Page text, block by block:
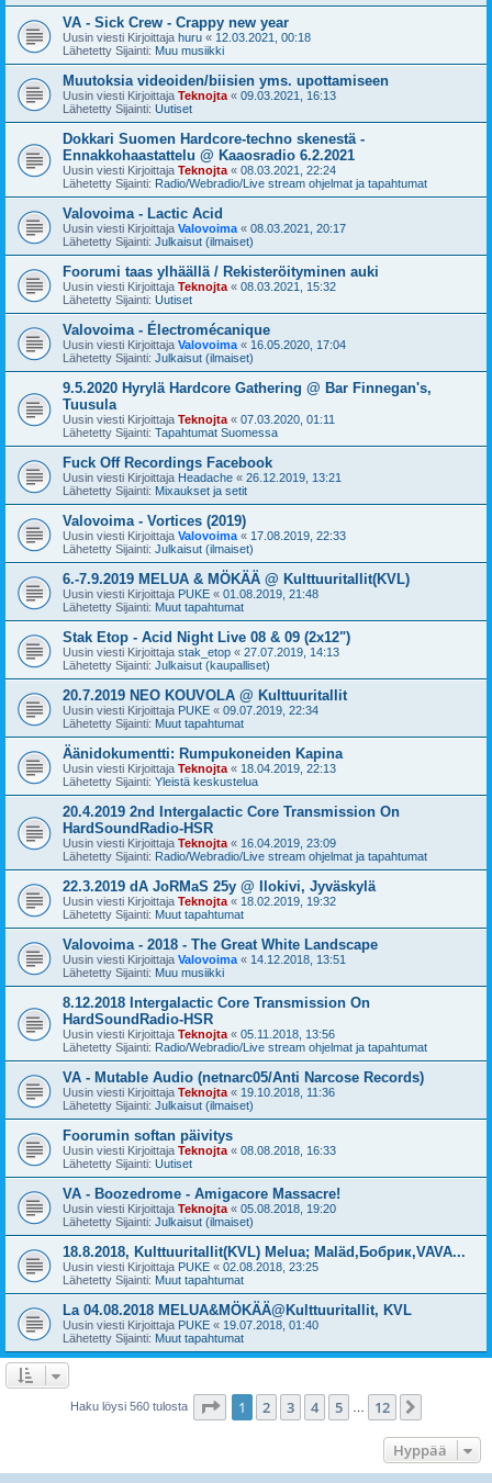
VA - Sick Crew - Crappy new year
Uusin viesti Kirjoittaja huru « 12.03.2021, 00:18
Lähetetty Sijainti: Muu musiikki
Muutoksia videoiden/biisien yms. upottamiseen
Uusin viesti Kirjoittaja Teknojta « 09.03.2021, 16:13
Lähetetty Sijainti: Uutiset
Dokkari Suomen Hardcore-techno skenestä -
Ennakkohaastattelu @ Kaaosradio 6.2.2021
Uusin viesti Kirjoittaja Teknojta « 08.03.2021, 22:24
Lähetetty Sijainti: Radio/Webradio/Live stream ohjelmat ja tapahtumat
Valovoima - Lactic Acid
Uusin viesti Kirjoittaja Valovoima « 08.03.2021, 20:17
Lähetetty Sijainti: Julkaisut (ilmaiset)
Foorumi taas ylhäällä / Rekisteröityminen auki
Uusin viesti Kirjoittaja Teknojta « 08.03.2021, 15:32
Lähetetty Sijainti: Uutiset
Valovoima - Électromécanique
Uusin viesti Kirjoittaja Valovoima « 16.05.2020, 17:04
Lähetetty Sijainti: Julkaisut (ilmaiset)
9.5.2020 Hyrylä Hardcore Gathering @ Bar Finnegan's,
Tuusula
Uusin viesti Kirjoittaja Teknojta « 07.03.2020, 01:11
Lähetetty Sijainti: Tapahtumat Suomessa
Fuck Off Recordings Facebook
Uusin viesti Kirjoittaja Headache « 26.12.2019, 13:21
Lähetetty Sijainti: Mixaukset ja setit
Valovoima - Vortices (2019)
Uusin viesti Kirjoittaja Valovoima « 17.08.2019, 22:33
Lähetetty Sijainti: Julkaisut (ilmaiset)
6.-7.9.2019 MELUA & MÖKÄÄ @ Kulttuuritallit(KVL)
Uusin viesti Kirjoittaja PUKE « 01.08.2019, 21:48
Lähetetty Sijainti: Muut tapahtumat
Stak Etop - Acid Night Live 08 & 09 (2x12")
Uusin viesti Kirjoittaja stak_etop « 27.07.2019, 14:13
Lähetetty Sijainti: Julkaisut (kaupalliset)
20.7.2019 NEO KOUVOLA @ Kulttuuritallit
Uusin viesti Kirjoittaja PUKE « 09.07.2019, 22:34
Lähetetty Sijainti: Muut tapahtumat
Äänidokumentti: Rumpukoneiden Kapina
Uusin viesti Kirjoittaja Teknojta « 18.04.2019, 22:13
Lähetetty Sijainti: Yleistä keskustelua
20.4.2019 2nd Intergalactic Core Transmission On
HardSoundRadio-HSR
Uusin viesti Kirjoittaja Teknojta « 16.04.2019, 23:09
Lähetetty Sijainti: Radio/Webradio/Live stream ohjelmat ja tapahtumat
22.3.2019 dA JoRMaS 25y @ Ilokivi, Jyväskylä
Uusin viesti Kirjoittaja Teknojta « 18.02.2019, 19:32
Lähetetty Sijainti: Muut tapahtumat
Valovoima - 2018 - The Great White Landscape
Uusin viesti Kirjoittaja Valovoima « 14.12.2018, 13:51
Lähetetty Sijainti: Muu musiikki
8.12.2018 Intergalactic Core Transmission On
HardSoundRadio-HSR
Uusin viesti Kirjoittaja Teknojta « 05.11.2018, 13:56
Lähetetty Sijainti: Radio/Webradio/Live stream ohjelmat ja tapahtumat
VA - Mutable Audio (netnarc05/Anti Narcose Records)
Uusin viesti Kirjoittaja Teknojta « 19.10.2018, 11:36
Lähetetty Sijainti: Julkaisut (ilmaiset)
Foorumin softan päivitys
Uusin viesti Kirjoittaja Teknojta « 08.08.2018, 16:33
Lähetetty Sijainti: Uutiset
VA - Boozedrome - Amigacore Massacre!
Uusin viesti Kirjoittaja Teknojta « 05.08.2018, 19:20
Lähetetty Sijainti: Julkaisut (ilmaiset)
18.8.2018, Kulttuuritallit(KVL) Melua; Maläd,Бобрик,VAVA...
Uusin viesti Kirjoittaja PUKE « 02.08.2018, 23:25
Lähetetty Sijainti: Muut tapahtumat
La 04.08.2018 MELUA&MÖKÄÄ@Kulttuuritallit, KVL
Uusin viesti Kirjoittaja PUKE « 19.07.2018, 01:40
Lähetetty Sijainti: Muut tapahtumat
Haku löysi 560 tulosta Sivu /12
1 2 3 4 5 12
Hyppää